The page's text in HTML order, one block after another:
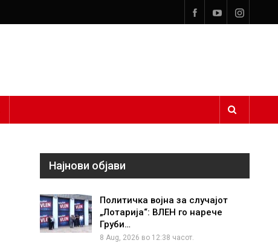
Најнови објави
Политичка војна за случајот
„Лотарија“: ВЛЕН го нарече
Груби…
8 Aug, 2026 во 12:38 часот.